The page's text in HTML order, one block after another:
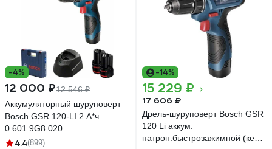
-4%
12 000 ₽12 546 ₽
Аккумуляторный шуруповерт
Bosch GSR 120-LI 2 А*ч
0.601.9G8.020
4.4(899)
-14%
15 229 ₽
17 606 ₽
Дрель-шуруповерт Bosch GSR
120 Li аккум.
патрон:быстрозажимной (кейс